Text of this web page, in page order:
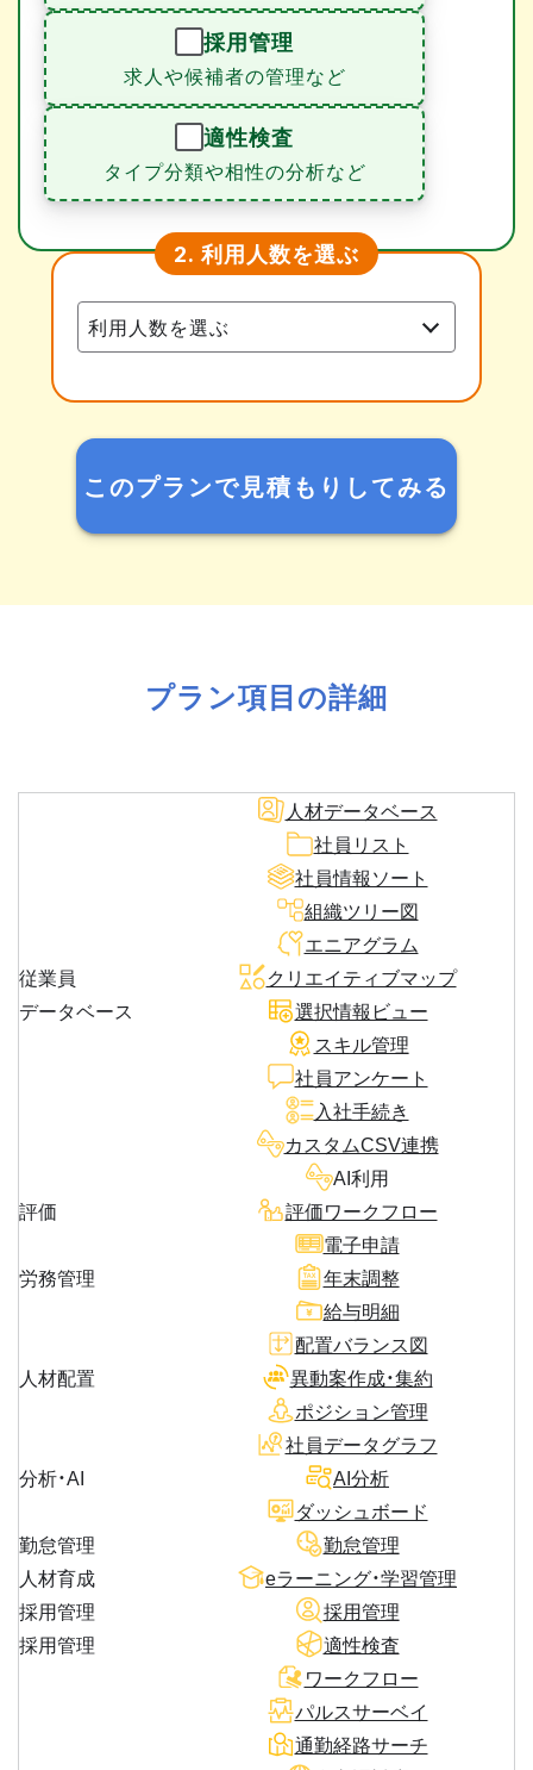
採用管理
求人や候補者の管理など
適性検査
タイプ分類や相性の分析など
2. 利用人数を選ぶ
このプランで見積もりしてみる
プラン項目の詳細
従業員
データベース
人材データベース
社員リスト
社員情報ソート
組織ツリー図
エニアグラム
クリエイティブマップ
選択情報ビュー
スキル管理
社員アンケート
入社手続き
カスタムCSV連携
AI利用
評価
評価ワークフロー
労務管理
電子申請
年末調整
給与明細
人材配置
配置バランス図
異動案作成・集約
ポジション管理
分析・AI
社員データグラフ
AI分析
ダッシュボード
勤怠管理
勤怠管理
人材育成
eラーニング・学習管理
採用管理
採用管理
採用管理
適性検査
ワークフロー
パルスサーベイ
通勤経路サーチ